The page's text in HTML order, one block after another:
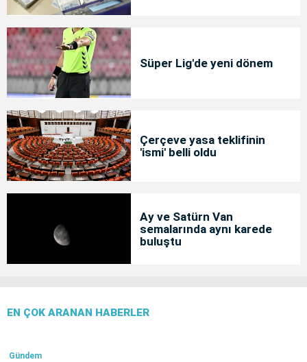
Süper Lig'de yeni dönem
Çerçeve yasa teklifinin
'ismi' belli oldu
Ay ve Satürn Van
semalarında aynı karede
buluştu
EN ÇOK ARANAN HABERLER
Gündem